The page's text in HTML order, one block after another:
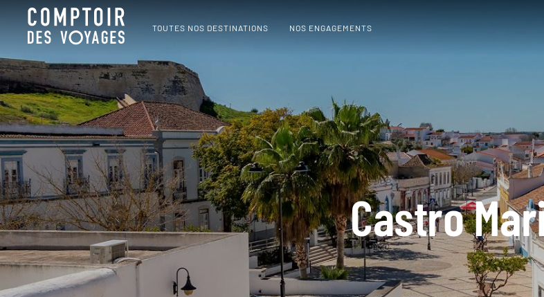
TOUTES NOS DESTINATIONS NOS ENGAGEMENTS
Castro